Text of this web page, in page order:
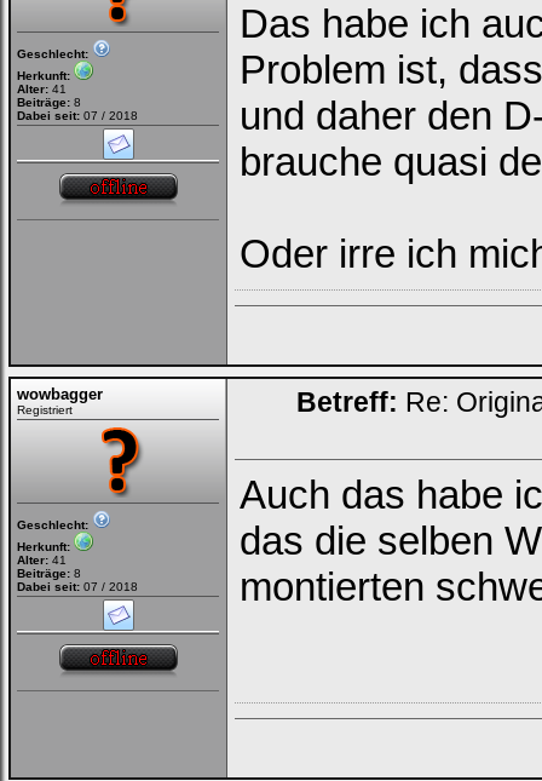
Ich habe mein Passwort
vergessen | Registrieren
Geschlecht:
Herkunft:
Alter: 41
Beiträge: 8
Dabei seit: 07 / 2018
Das habe ich
Problem ist,
und daher den
brauche quasi
Oder irre ich
wowbagger
Registriert
Geschlecht:
Herkunft:
Alter: 41
Beiträge: 8
Dabei seit: 07 / 2018
Betreff: Re:
Auch das habe
das die selben
montierten